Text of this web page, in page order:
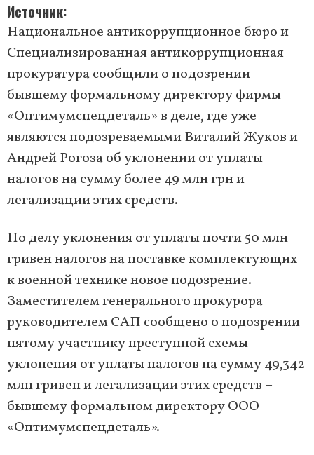
Источник
Национальное антикоррупционное бюро и
Специализированная антикоррупционная
прокуратура сообщили о подозрении
бывшему формальному директору фирмы
«Оптимумспецдеталь» в деле, где уже
являются подозреваемыми Виталий Жуков и
Андрей Рогоза об уклонении от уплаты
налогов на сумму более 49 млн грн и
легализации этих средств.
По делу уклонения от уплаты почти 50 млн
гривен налогов на поставке комплектующих
к военной технике новое подозрение.
Заместителем генерального прокурора-
руководителем САП сообщено о подозрении
пятому участнику преступной схемы
уклонения от уплаты налогов на сумму 49,342
млн гривен и легализации этих средств –
бывшему формальном директору ООО
«Оптимумспецдеталь».